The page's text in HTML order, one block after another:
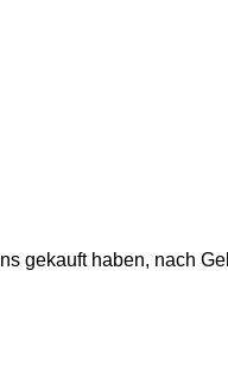
gekauft haben, nach